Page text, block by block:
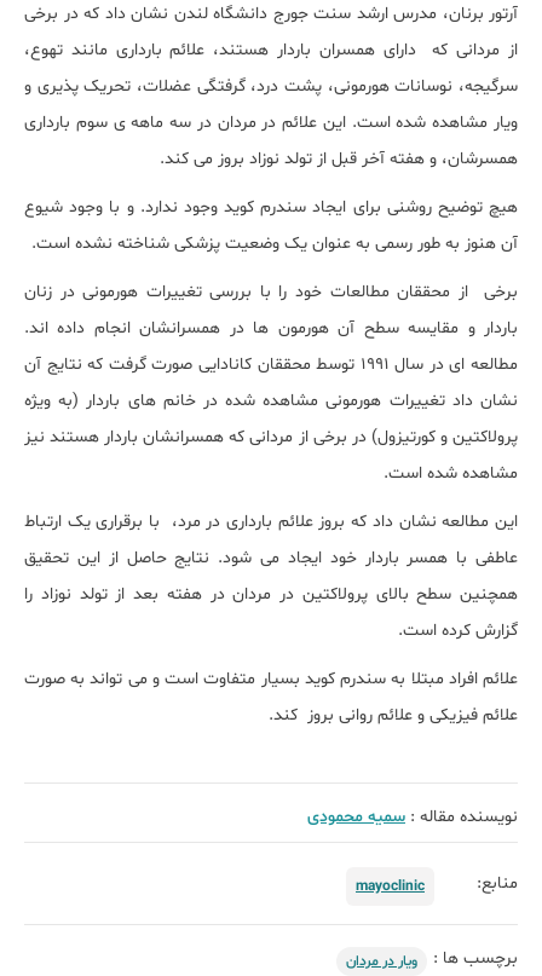
آرتور برنان، مدرس ارشد سنت جورج دانشگاه لندن نشان داد که در برخی
از مردانی که دارای همسران باردار هستند، علائم بارداری مانند تهوع،
سرگیجه، نوسانات هورمونی، پشت درد، گرفتگی عضلات، تحریک پذیری و
ویار مشاهده شده است. این علائم در مردان در سه ماهه ی سوم بارداری
همسرشان، و هفته آخر قبل از تولد نوزاد بروز می کند.
هیچ توضیح روشنی برای ایجاد سندرم کوید وجود ندارد. و با وجود شیوع
آن هنوز به طور رسمی به عنوان یک وضعیت پزشکی شناخته نشده است.
برخی از محققان مطالعات خود را با بررسی تغییرات هورمونی در زنان
باردار و مقایسه سطح آن هورمون ها در همسرانشان انجام داده اند.
مطالعه ای در سال 1991 توسط محققان کانادایی صورت گرفت که نتایج آن
نشان داد تغییرات هورمونی مشاهده شده در خانم های باردار (به ویژه
پرولاکتین و کورتیزول) در برخی از مردانی که همسرانشان باردار هستند نیز
مشاهده شده است.
این مطالعه نشان داد که بروز علائم بارداری در مرد، با برقراری یک ارتباط
عاطفی با همسر باردار خود ایجاد می شود. نتایج حاصل از این تحقیق
همچنین سطح بالای پرولاکتین در مردان در هفته بعد از تولد نوزاد را
گزارش کرده است.
علائم افراد مبتلا به سندرم کوید بسیار متفاوت است و می تواند به صورت
علائم فیزیکی و علائم روانی بروز کند.
نویسنده مقاله : سمیه محمودی
منابع: mayoclinic
برچسب ها : ویار در مردان